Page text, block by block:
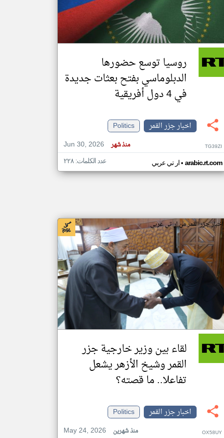
تغيير الدولة
اخبار جزر القمر على مدار الساعة
أهم اخبار جزر القمر العاجلة والمباشرة
روسيا توسع حضورها
الدبلوماسي بفتح بعثات جديدة
في 4 دول أفريقية
اخبار جزر القمر
Politics
Jun 30, 2026
منذ شهر TG39ZI
ار تي عربي• arabic.rt.com عدد الكلمات: ٢٢٨
اخبار جزر القمر من ار تي عربي
لقاء بين وزير خارجية جزر
القمر وشيخ الأزهر يشعل
تفاعلا.. ما قصته؟
اخبار جزر القمر
Politics
May 24, 2026
منذ شهرين OX58UY
klyoum.com